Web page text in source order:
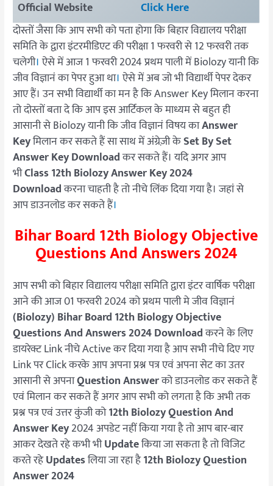
Official Website
Click Here
दोस्तों जैसा कि आप सभी को पता होगा कि बिहार विद्यालय परीक्षा
समिति के द्वारा इंटरमीडिएट की परीक्षा 1 फरवरी से 12 फरवरी तक
चलेगी।ऐसे में आज 1 फरवरी 2024 प्रथम पाली में Biolozy यानी कि
जीव विज्ञानं का पेपर हुआ था।ऐसे में अब जो भी विद्यार्थी पेपर देकर
आए हैं। उन सभी विद्यार्थी का मन है कि Answer Key मिलान करना
तो दोस्तों बता दे कि आप इस आर्टिकल के माध्यम से बहुत ही
आसानी से Biolozy यानी कि जीव विज्ञानं विषय काAnswer
Keyमिलान कर सकते हैं सा साथ में अंग्रेज़ी केSet By Set
Answer Key Downloadकर सकते हैं। यदि अगर आप
भीClass 12th Biolozy Answer Key 2024
Downloadकरना चाहती है तो नीचे लिंक दिया गया है। जहां से
आप डाउनलोड कर सकते हैं।
Bihar Board 12th Biology Objective
Questions And Answers 2024
आप सभी को बिहार विद्यालय परीक्षा समिति द्वारा इंटर वार्षिक परीक्षा
आने की आज 01 फरवरी 2024 को प्रथम पाली मे जीव विज्ञानं
(Biolozy) Bihar Board 12th Biology Objective
Questions And Answers 2024Downloadकरने के लिए
डायरेक्ट Link नीचे Active कर दिया गया है आप सभी नीचे दिए गए
Link पर Click करके आप अपना प्रश्न पत्र एवं अपना सेट का उतर
आसानी से अपनाQuestion Answerको डाउनलोड कर सकते हैं
एवं मिलान कर सकते हैं अगर आप सभी को लगता है कि अभी तक
प्रश्न पत्र एवं उत्तर कुंजी को12th Biolozy Question And
Answer Key2024 अपडेट नहीं किया गया है तो आप बार-बार
आकर देखते रहे कभी भीUpdateकिया जा सकता है तो विजिट
करते रहेUpdatesलिया जा रहा है12th Biolozy Question
Answer 2024